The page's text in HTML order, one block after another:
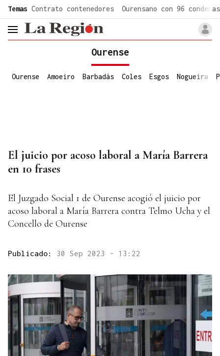
Temas Contrato contenedores Ourensano con 96 condenas
header.menu.open
Ourense
Ourense Amoeiro Barbadás Coles Esgos Nogueira
El juicio por acoso laboral a María Barrera
en 10 frases
El Juzgado Social 1 de Ourense acogió el juicio por
acoso laboral a María Barrera contra Telmo Ucha y el
Concello de Ourense
Publicado: 30 Sep 2023 - 13:22